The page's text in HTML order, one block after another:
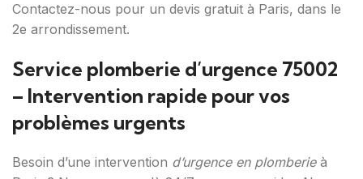
Contactez-nous pour un devis gratuit à Paris, dans le
2e arrondissement.
Service plomberie d’urgence 75002
– Intervention rapide pour vos
problèmes urgents
Besoin d’une intervention d’urgence en plomberieà